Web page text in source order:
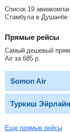
Список 19
Стамбула в Душанбе
Прямые рейсы
Самый дешевый
Air за 685 р
Somon Air
Туркиш
Еще прямые рейсы